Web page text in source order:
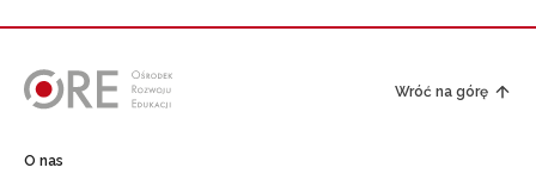
Wróć na górę
O nas